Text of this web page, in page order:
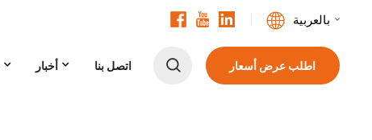
بالعربية
أخبار اتصل بنا اطلب عرض أسعار